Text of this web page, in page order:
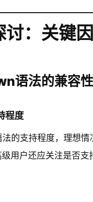
讨：关键
语法的兼容性
程度
的支持程度，理想情
用户还应关注是否